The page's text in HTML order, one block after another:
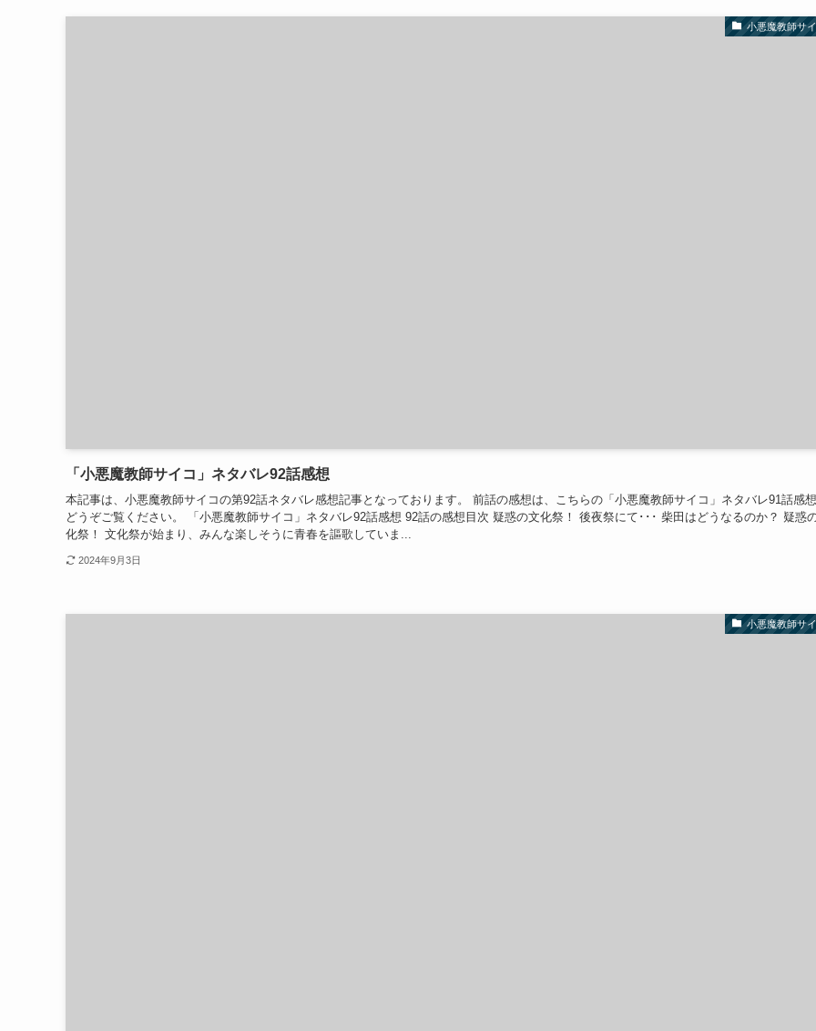
小悪魔教師サ
「小悪魔教師サイコ」ネタバレ92話感想
本記事は、小悪魔教師サイコの第92話ネタバレ感想記事となっております。 前話の感想は、こちらの「小悪魔教師サイコ」ネタバレ91話感
どうぞご覧ください。 「小悪魔教師サイコ」ネタバレ92話感想 92話の感想目次 疑惑の文化祭！ 後夜祭にて･･･ 柴田はどうなるのか？ 疑惑
化祭！ 文化祭が始まり、みんな楽しそうに青春を謳歌していま...
2024年9月3日
小悪魔教師サ